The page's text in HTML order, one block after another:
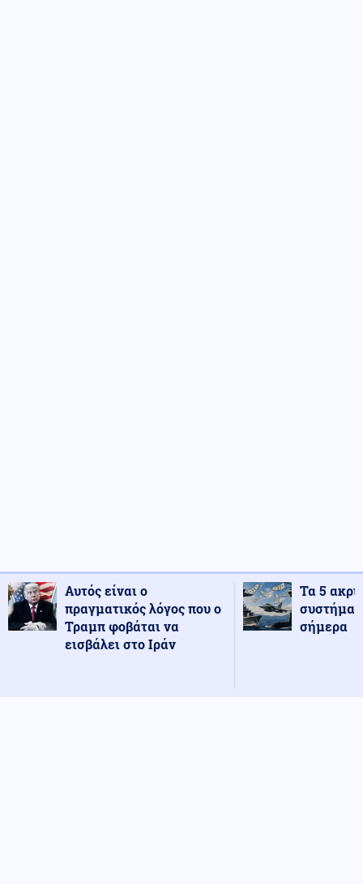
Αυτός είναι ο
πραγματικός λόγος που ο
Τραμπ φοβάται να
εισβάλει στο Ιράν
Τα 5
σήμερα